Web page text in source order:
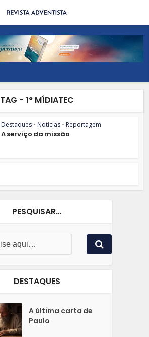
TAG - 1° MÍDIATEC
Destaques • Notícias • Reportagem
A serviço da missão
PESQUISAR…
DESTAQUES
A última carta de
Paulo